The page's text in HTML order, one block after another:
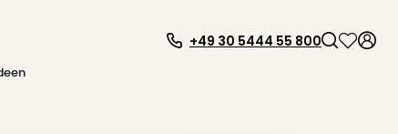
+49 30 5444 55 800